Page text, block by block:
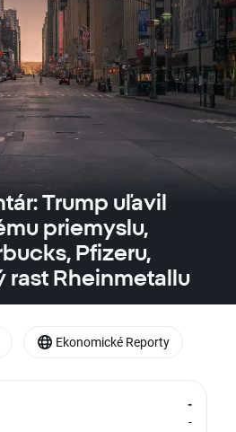
Trump uľavil
priemyslu,
Pfizeru,
rast Rheinmetallu
-
-
Ekonomické Reporty